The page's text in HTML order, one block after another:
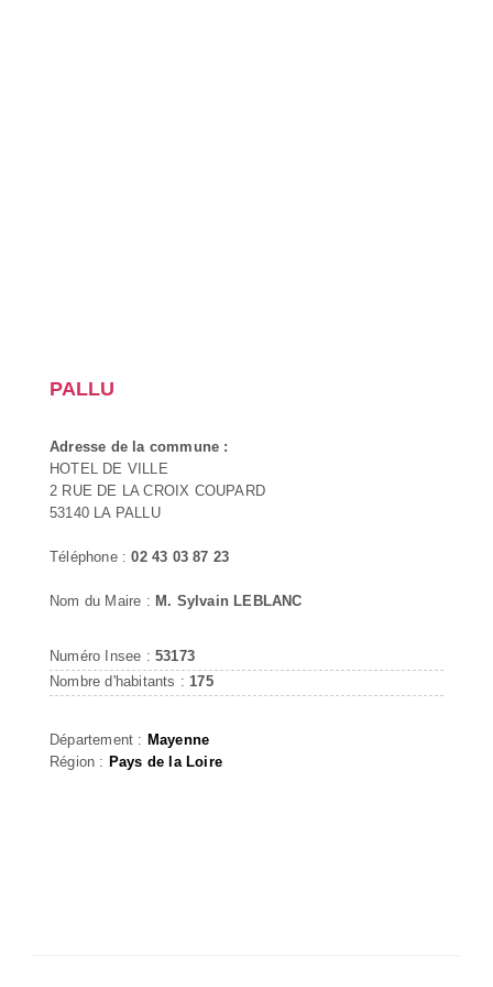
PALLU
Adresse de la commune :
HOTEL DE VILLE
2 RUE DE LA CROIX COUPARD
53140 LA PALLU
Téléphone :02 43 03 87 23
Nom du Maire : M. Sylvain LEBLANC
Numéro Insee : 53173
Nombre d'habitants : 175
Département : Mayenne
Région : Pays de la Loire